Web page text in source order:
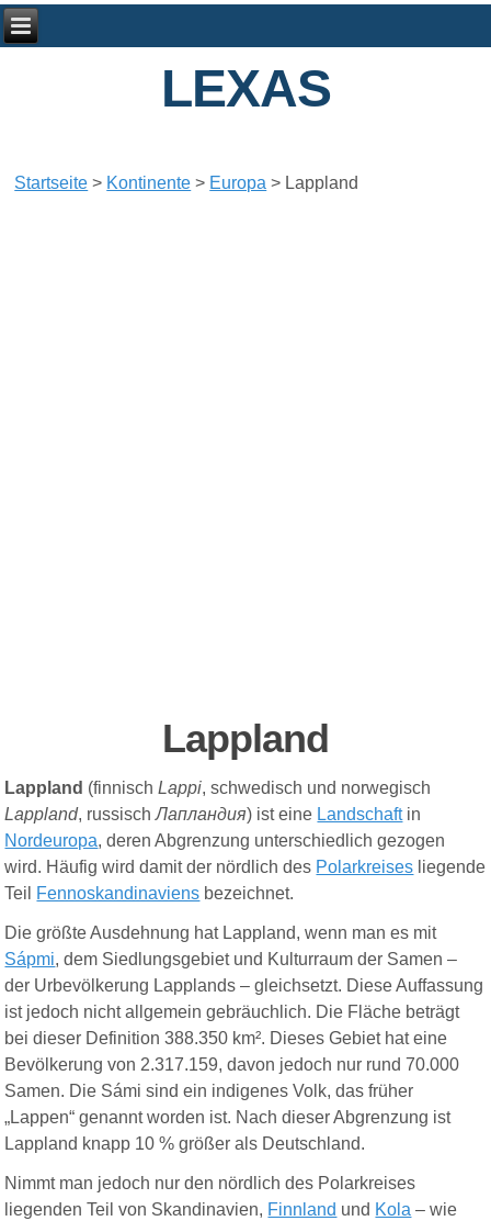
LEXAS
Startseite > Kontinente > Europa > Lappland
Lappland
Lappland (finnisch Lappi, schwedisch und norwegisch
Lappland, russisch Лапландия) ist eine Landschaftin
Nordeuropa, deren Abgrenzung unterschiedlich gezogen
wird. Häufig wird damit der nördlich des Polarkreises liegende
Teil Fennoskandinaviens bezeichnet.
Die größte Ausdehnung hat Lappland, wenn man es mit
Sápmi, dem Siedlungsgebiet und Kulturraum der Samen –
der Urbevölkerung Lapplands – gleichsetzt. Diese Auffassung
ist jedoch nicht allgemein gebräuchlich. Die Fläche beträgt
bei dieser Definition 388.350 km². Dieses Gebiet hat eine
Bevölkerung von 2.317.159, davon jedoch nur rund 70.000
Samen. Die Sámi sind ein indigenes Volk, das früher
„Lappen“ genannt worden ist. Nach dieser Abgrenzung ist
Lappland knapp 10 % größer als Deutschland.
Nimmt man jedoch nur den nördlich des Polarkreises
liegenden Teil von Skandinavien, Finnland und Kola – wie